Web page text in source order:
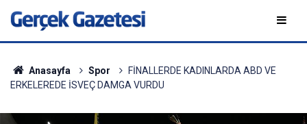
Anasayfa Spor
FİNALLERDE KADINLARDA ABD VE
ERKELEREDE İSVEÇ DAMGA VURDU